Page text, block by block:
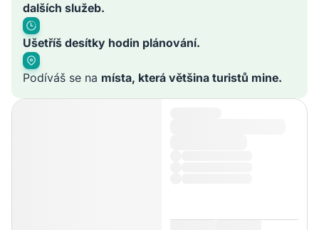
dalších služeb.
Ušetříš desítky hodin plánování.
Podíváš se na místa, která většina turistů mine.